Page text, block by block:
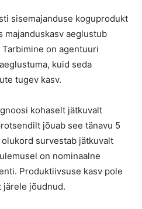
sisemajanduse koguprodukt
majanduskasv aeglustub
on agentuuri
kuid seda
tugev kasv.
kohaselt jätkuvalt
jõuab see tänavu 5
survestab jätkuvalt
on nominaalne
Produktiivsuse kasv pole
järele jõudnud.